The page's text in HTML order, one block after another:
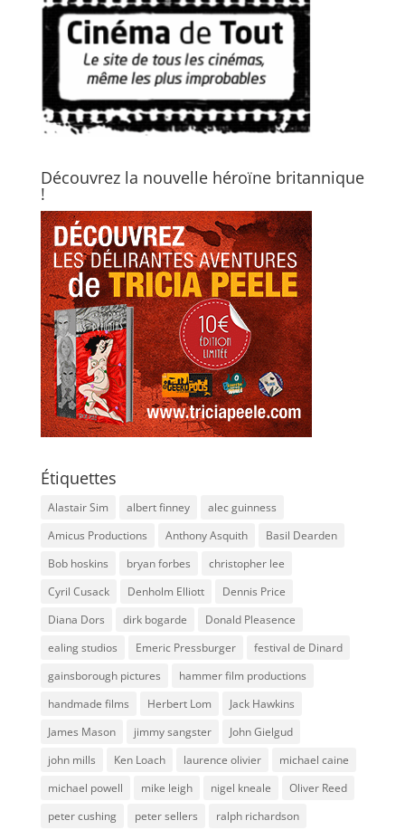
Découvrez la nouvelle héroïne britannique
!
Étiquettes
Alastair Sim albert finney
alec guinness
Amicus Productions
Anthony Asquith
Basil Dearden
Bob hoskins
bryan forbes
christopher lee
Cyril Cusack
Denholm Elliott
Dennis Price
Diana Dors
dirk bogarde
Donald Pleasence
ealing studios
Emeric Pressburger
festival de Dinard
gainsborough pictures
hammer film productions
handmade films
Herbert Lom
Jack Hawkins
James Mason
jimmy sangster
John Gielgud
john mills
Ken Loach laurence olivier
michael caine
michael powell
mike leigh nigel kneale
Oliver Reed
peter cushing
peter sellers
ralph richardson